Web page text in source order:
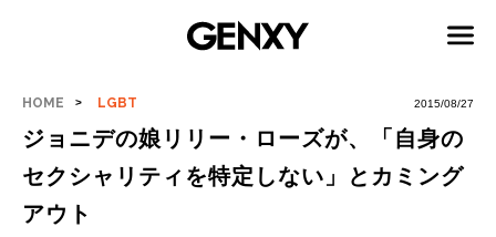
HOME LGBT 2015/08/27
ジョニデの娘リリー・ローズが、「自身の
セクシャリティを特定しない」とカミング
アウト